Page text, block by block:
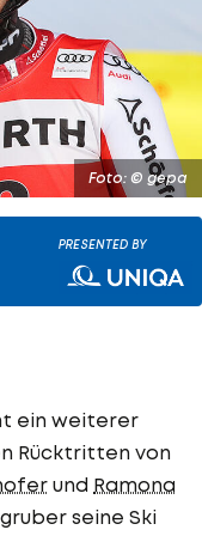
Foto: © gepa
PRESENTED BY
ein weiterer
Rücktritten von
und Ramona
seine Ski